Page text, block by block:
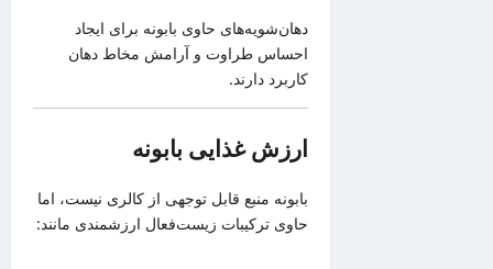
دهان‌شویه‌های حاوی بابونه برای ایجاد
احساس طراوت و آرامش مخاط دهان
کاربرد دارند.
ارزش غذایی بابونه
بابونه منبع قابل توجهی از کالری نیست، اما
حاوی ترکیبات زیست‌فعال ارزشمندی مانند: